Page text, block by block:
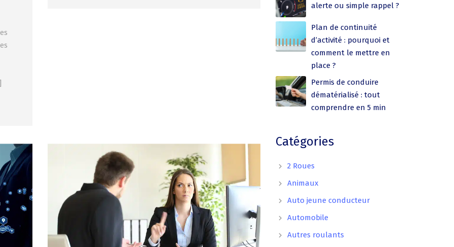
alerte ou simple rappel ?
Plan de continuité
d’activité : pourquoi et
comment le mettre en
place ?
Permis de conduire
dématérialisé : tout
comprendre en 5 min
Catégories
2 Roues
Animaux
Auto jeune conducteur
Automobile
Autres roulants